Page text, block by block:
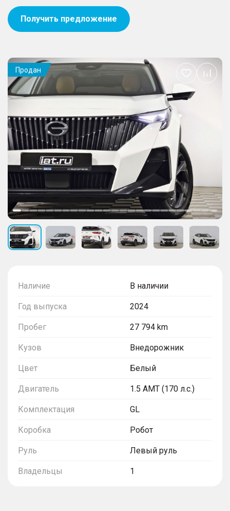
Получить предложение
Наличие В наличии
Год выпуска 2024
Пробег 27 794 km
Кузов Внедорожник
Цвет Белый
Двигатель 1.5 AMT (170 л.с.)
Комплектация GL
Коробка Робот
Руль Левый руль
Владельцы 1
Продан
Добавить
избранное